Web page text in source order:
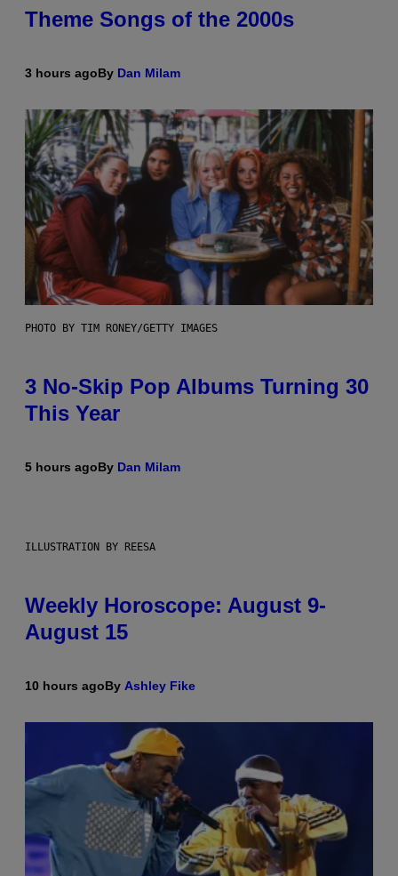
Theme Songs of the 2000s
3 hours agoBy Dan Milam
PHOTO BY TIM RONEY/GETTY IMAGES
3 No-Skip Pop Albums Turning 30
This Year
5 hours agoBy Dan Milam
ILLUSTRATION BY REESA
Weekly Horoscope: August 9-
August 15
10 hours agoBy Ashley Fike